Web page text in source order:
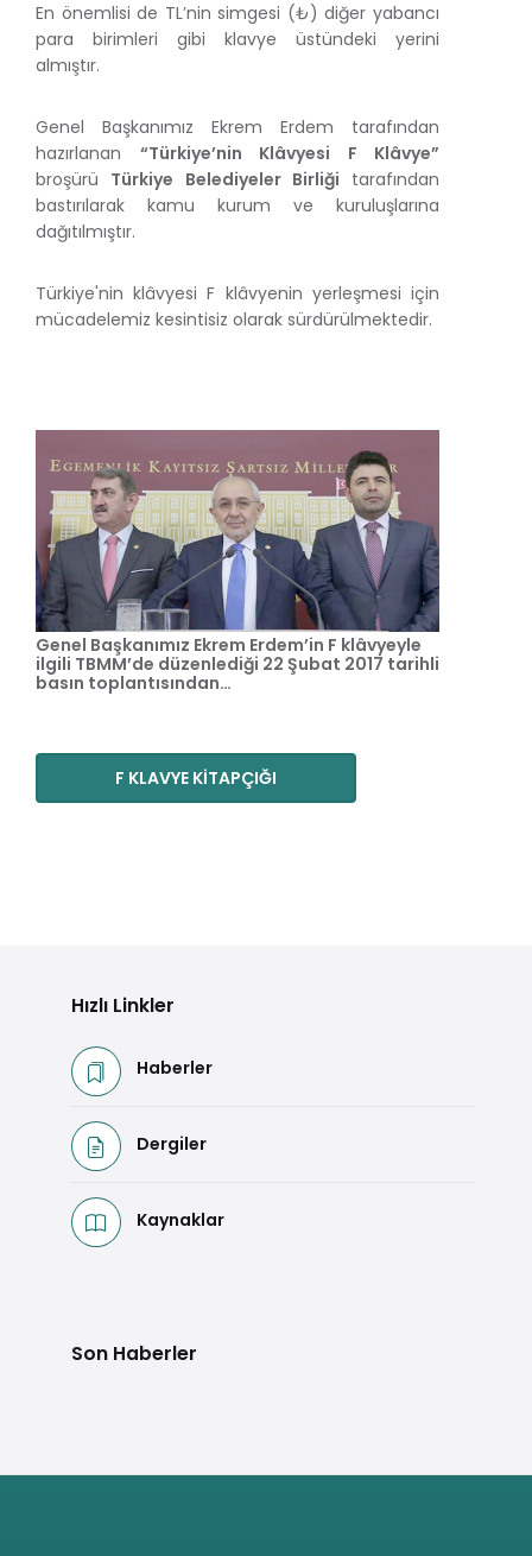
En önemlisi de TL’nin simgesi (₺) diğer yabancı
para birimleri gibi klavye üstündeki yerini
almıştır.
Genel Başkanımız Ekrem Erdem tarafından
hazırlanan “Türkiye’nin Klâvyesi F Klâvye”
broşürü Türkiye Belediyeler Birliği tarafından
bastırılarak kamu kurum ve kuruluşlarına
dağıtılmıştır.
Türkiye'nin klâvyesi F klâvyenin yerleşmesi için
mücadelemiz kesintisiz olarak sürdürülmektedir.
Genel Başkanımız Ekrem Erdem’in F klâvyeyle
ilgili TBMM’de düzenlediği 22 Şubat 2017 tarihli
basın toplantısından…
F KLAVYE KİTAPÇIĞI
Hızlı Linkler
Haberler
Dergiler
Kaynaklar
Son Haberler